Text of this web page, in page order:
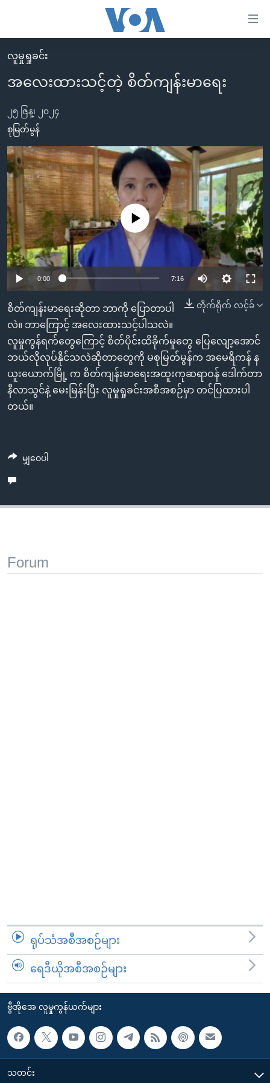
လွယ်ကူ
စေ
Link
များ
ပင်မ
အကြောင်းအရာ
သို့
ကျော်
ကြည့်
ရန်
ပင်မ
ညွန်း
စာမျက်နှာ
သို့
ကျော်
ကြည့်
ရန်
ရှာဖွေ
ရန်
ကျော်
မူလစာမျက်နှာ
မြန်မာ
ကမ္ဘာ့သတင်းများ
နိုင်ငံတကာ
အမေရိကန်
တရုတ်
အစ္စရေး-ပါလက်စတိုင်း
ဗွီဒီယို
သတင်းလွတ်လပ်ခွင့်
ရပ်ဝန်းတခု လမ်းတခု အလွန်
အင်္ဂလိပ်စာလေ့လာမယ်
အမေရိကန်သုံးအီဒီယံ
မကြေးမုံရဲ့ အင်္ဂလိပ်စာ
ရုပ်ရှင်ထဲက အင်္ဂလိပ်စာ
သုတပဒေသာ အင်္ဂလိပ်စာ
အပတ်စဉ်ကဏ္ဍများ
ရေဒီယို
တီဗွီ
ရေဒီယိုနှင့်ရုပ်သံ အချက်အလက်များ
ရေဒီယို/တီဗွီအစီအစဉ်
Learning English
ဗွီအိုအေ လူမှုကွန်ယက်များ
ဘာသာစကားများ
လူမှုရှုခင်း
အလေးထားသင့်တဲ့ စိတ်ကျန်းမာရေး
၂၅ ဇြန္၊ ၂၀၂၄
စုမြတ်မွန်
No media source currently available
0:00 7:16
တိုက်ရိုက် လင့်ခ်
စိတ်ကျန်းမာရေးဆိုတာ ဘာကို ပြောတာပါ
လဲ။ ဘာကြောင့် အလေးထားသင့်ပါသလဲ။
လူမှုကွန်ရက်တွေကြောင့် စိတ်ပိုင်းထိခိုက်မှုတွေ ပြေလျော့အောင်
ဘယ်လိုလုပ်နိုင်သလဲဆိုတာတွေကို မစုမြတ်မွန်က အမေရိကန် န
ယူးယောက်မြို့ က စိတ်ကျန်းမာရေးအထူးကုဆရာဝန် ဒေါက်တာ
နီလာသွင်နဲ့ မေးမြန်းပြီး လူမှုရှုခင်းအစီအစဉ်မှာ တင်ပြထားပါ
တယ်။
မျှဝေပါ
Forum
ရုပ်သံအစီအစဉ်များ
ရေဒီယိုအစီအစဉ်များ
ဗွီအိုအေ လူမှုကွန်ယက်များ
သတင်း